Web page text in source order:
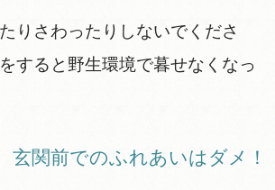
りさわったりしないでくださ
すると野生環境で暮せなくなっ
関前でのふれあいはダメ！